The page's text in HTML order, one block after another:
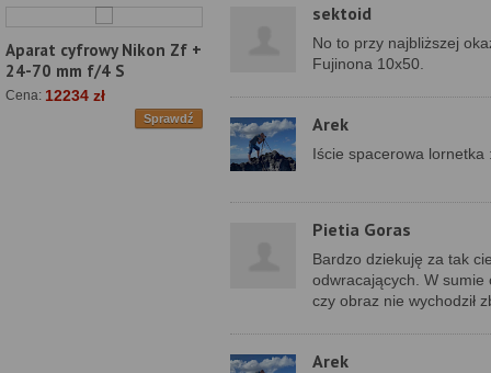
Aparat cyfrowy Nikon Zf +
24-70 mm f/4 S
Cena: 12234 zł
Sprawdź
sektoid
No to przy najbliższej
Fujinona 10x50.
Arek
Iście spacerowa lornetka
Pietia Goras
Bardzo dziekuję za tak
odwracających. W sumie
czy obraz nie wychodził
Arek